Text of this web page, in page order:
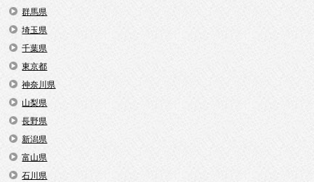
群馬県
埼玉県
千葉県
東京都
神奈川県
山梨県
長野県
新潟県
富山県
石川県